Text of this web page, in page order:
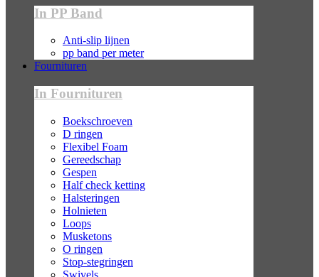
In PP Band
Anti-slip lijnen
pp band per meter
Fournituren
In Fournituren
Boekschroeven
D ringen
Flexibel Foam
Gereedschap
Gespen
Half check ketting
Halsteringen
Holnieten
Loops
Musketons
O ringen
Stop-stegringen
Swivels